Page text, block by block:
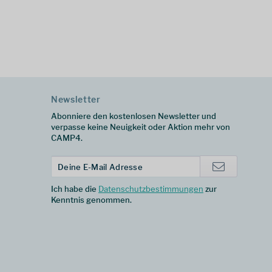
Newsletter
Abonniere den kostenlosen Newsletter und
verpasse keine Neuigkeit oder Aktion mehr von
CAMP4.
Ich habe die Datenschutzbestimmungen zur
Kenntnis genommen.